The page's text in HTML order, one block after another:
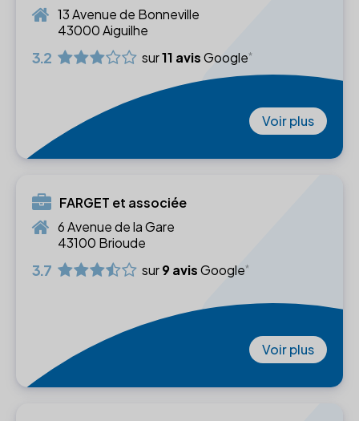
13 Avenue de Bonneville
43000 Aiguilhe
3.2 sur11 avisGoogle
Voir plus
FARGET et associée
6 Avenue de la Gare
43100 Brioude
3.7 sur9 avisGoogle
Voir plus